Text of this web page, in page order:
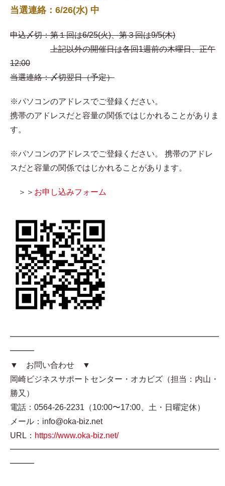
当選連絡：6/26(水) 中
申込〆切：第１回は6/25(火)、第３回は9/5(木)
上記以外の開催日は各回1週前の木曜日、正午
12:00
当選連絡：〆切翌日（予定）
※パソコンのアドレスでご登録ください。
携帯のアドレスだと容量の関係ではじかれることがありま
す。
※パソコンのアドレスでご登録ください。 携帯のアドレ
スだと容量の関係ではじかれることがあります。
＞＞ お申し込みフォーム
━━━━━━━━━━━━━━━━━━━━━━━━━━
━━━
▼ お問い合わせ ▼
岡崎ビジネスサポートセンター・オカビズ（担当：内山・
勝又）
電話：0564-26-2231（10:00〜17:00、土・日曜定休）
メール：info@oka-biz.net
URL： https://www.oka-biz.net/
━━━━━━━━━━━━━━━━━━━━━━━━━━
━━━